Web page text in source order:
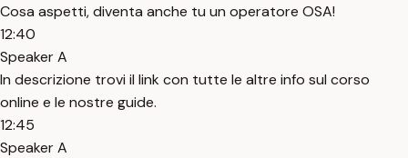
Cosa aspetti, diventa anche tu un operatore OSA!
12:40
Speaker A
In descrizione trovi il link con tutte le altre info sul corso
online e le nostre guide.
12:45
Speaker A